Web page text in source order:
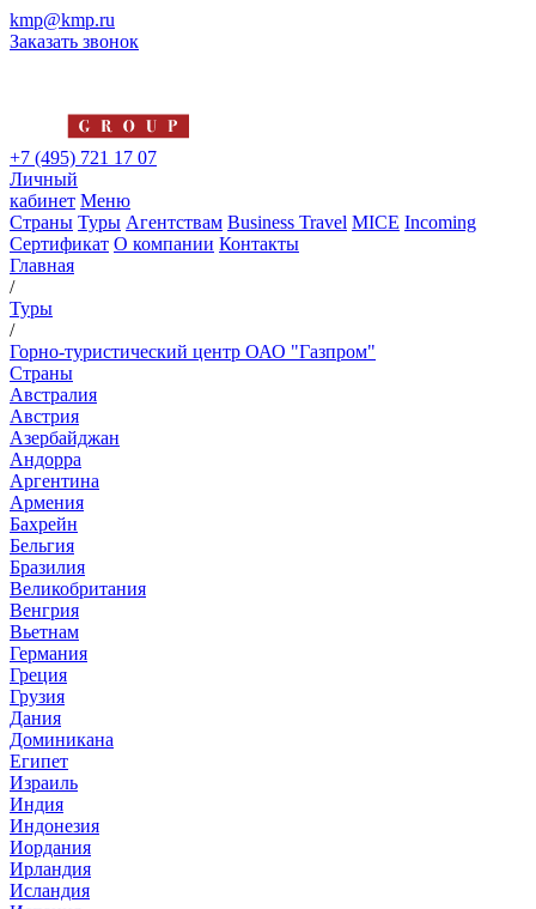
kmp@kmp.ru
Заказать звонок
+7 (495) 721 17 07
Личный
кабинет Меню
Страны Туры Агентствам Business Travel MICE Incoming
Сертификат О компании Контакты
Главная
/
Туры
/
Горно-туристический центр ОАО "Газпром"
Страны
Австралия
Австрия
Азербайджан
Андорра
Аргентина
Армения
Бахрейн
Бельгия
Бразилия
Великобритания
Венгрия
Вьетнам
Германия
Греция
Грузия
Дания
Доминикана
Египет
Израиль
Индия
Индонезия
Иордания
Ирландия
Исландия